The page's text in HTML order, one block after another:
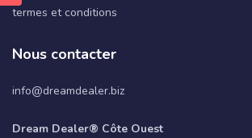
termes et conditions
Nous contacter
info@dreamdealer.biz
Dream Dealer® Côte Ouest